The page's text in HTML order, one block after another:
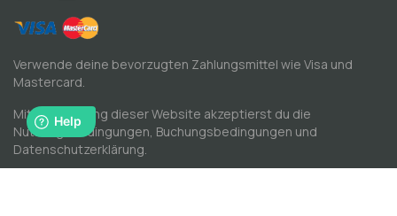
Verwende deine bevorzugten Zahlungsmittel wie Visa und
Mastercard.
Mit der Nutzung dieser Website akzeptierst du die
Nutzungsbedingungen, Buchungsbedingungen und
Datenschutzerklärung.